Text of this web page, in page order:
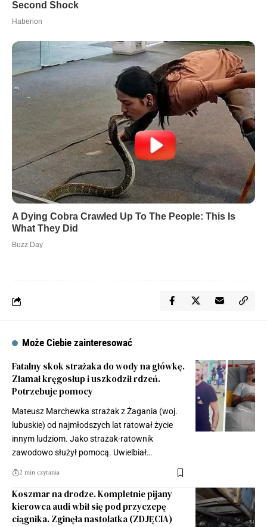
Może Ciebie zainteresować
Fatalny skok strażaka do wody na główkę.
Złamał kręgosłup i uszkodził rdzeń.
Potrzebuje pomocy
Mateusz Marchewka strażak z Żagania (woj.
lubuskie) od najmłodszych lat ratował życie
innym ludziom. Jako strażak-ratownik
zawodowo służył pomocą. Uwielbiał…
2 min czytania
Koszmar na drodze. Kompletnie pijany
kierowca audi wbił się pod przyczepę
ciągnika. Zginęła nastolatka (ZDJĘCIA)